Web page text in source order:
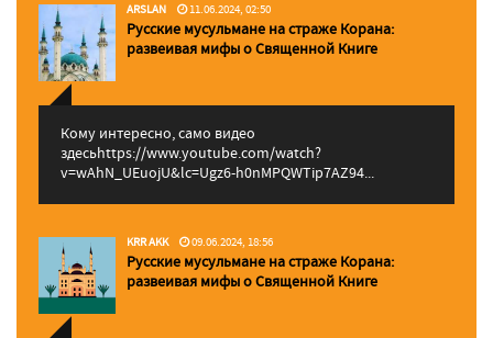
ARSLAN 11.06.2024, 02:50
Русские мусульмане на страже Корана:
pазвеивая мифы о Священной Книге
Кому интересно, само видео
здесьhttps://www.youtube.com/watch?
v=wAhN_UEuojU&lc=Ugz6-h0nMPQWTip7AZ94...
KRR AKK 09.06.2024, 18:56
Русские мусульмане на страже Корана:
pазвеивая мифы о Священной Книге